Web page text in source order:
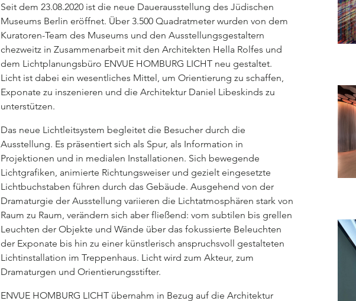
Seit dem 23.08.2020 ist die neue Dauerausstellung des Jüdischen
Museums Berlin eröffnet. Über 3.500 Quadratmeter wurden von dem
Kuratoren-Team des Museums und den Ausstellungsgestaltern
chezweitz in Zusammenarbeit mit den Architekten Hella Rolfes und
dem Lichtplanungsbüro ENVUE HOMBURG LICHT neu gestaltet.
Licht ist dabei ein wesentliches Mittel, um Orientierung zu schaffen,
Exponate zu inszenieren und die Architektur Daniel Libeskinds zu
unterstützen.
Das neue Lichtleitsystem begleitet die Besucher durch die
Ausstellung. Es präsentiert sich als Spur, als Information in
Projektionen und in medialen Installationen. Sich bewegende
Lichtgrafiken, animierte Richtungsweiser und gezielt eingesetzte
Lichtbuchstaben führen durch das Gebäude. Ausgehend von der
Dramaturgie der Ausstellung variieren die Lichtatmosphären stark von
Raum zu Raum, verändern sich aber fließend: vom subtilen bis grellen
Leuchten der Objekte und Wände über das fokussierte Beleuchten
der Exponate bis hin zu einer künstlerisch anspruchsvoll gestalteten
Lichtinstallation im Treppenhaus. Licht wird zum Akteur, zum
Dramaturgen und Orientierungsstifter.
ENVUE HOMBURG LICHT übernahm in Bezug auf die Architektur